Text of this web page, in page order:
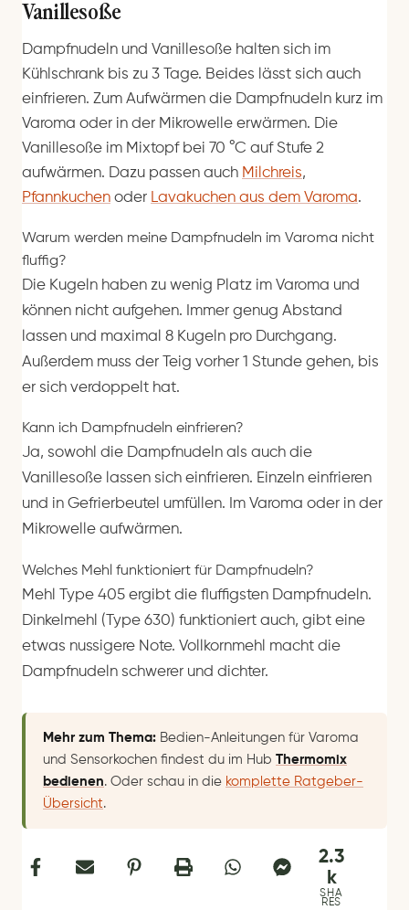
Vanillesoße
Dampfnudeln und Vanillesoße halten sich im
Kühlschrank bis zu 3 Tage. Beides lässt sich auch
einfrieren. Zum Aufwärmen die Dampfnudeln kurz im
Varoma oder in der Mikrowelle erwärmen. Die
Vanillesoße im Mixtopf bei 70 °C auf Stufe 2
aufwärmen. Dazu passen auch Milchreis,
Pfannkuchen oder Lavakuchen aus dem Varoma.
Warum werden meine Dampfnudeln im Varoma nicht
fluffig?
Die Kugeln haben zu wenig Platz im Varoma und
können nicht aufgehen. Immer genug Abstand
lassen und maximal 8 Kugeln pro Durchgang.
Außerdem muss der Teig vorher 1 Stunde gehen, bis
er sich verdoppelt hat.
Kann ich Dampfnudeln einfrieren?
Ja, sowohl die Dampfnudeln als auch die
Vanillesoße lassen sich einfrieren. Einzeln einfrieren
und in Gefrierbeutel umfüllen. Im Varoma oder in der
Mikrowelle aufwärmen.
Welches Mehl funktioniert für Dampfnudeln?
Mehl Type 405 ergibt die fluffigsten Dampfnudeln.
Dinkelmehl (Type 630) funktioniert auch, gibt eine
etwas nussigere Note. Vollkornmehl macht die
Dampfnudeln schwerer und dichter.
Mehr zum Thema: Bedien-Anleitungen für Varoma
und Sensorkochen findest du im Hub Thermomix
bedienen. Oder schau in die komplette Ratgeber-
Übersicht.
2.3
k
SHA
RES